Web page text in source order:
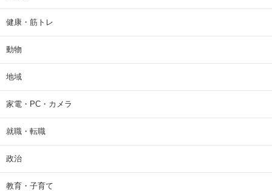
健康・筋トレ
動物
地域
家電・PC・カメラ
就職・転職
政治
教育・子育て